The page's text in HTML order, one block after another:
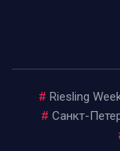
# Riesling
# Санкт-